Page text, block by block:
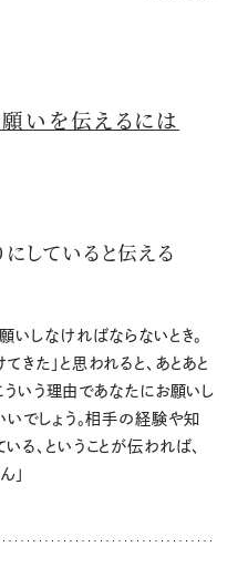
いを伝えるには
していると伝える
いしなければならないとき。
きた」と思われると、あとあと
いう理由であなたにお願いし
いでしょう。相手の経験や知
る、ということが伝われば、
」